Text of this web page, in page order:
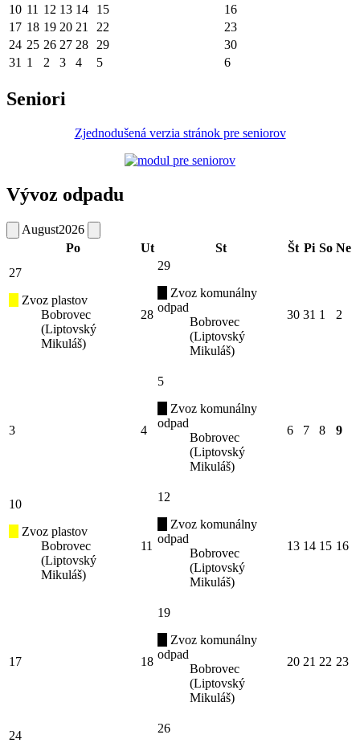
10 11 12 13 14 15
16
17 18 19 20 21 22
23
24 25 26 27 28 29
30
31 1 2 3 4 5 6
Seniori
Zjednodušená verzia stránok pre seniorov
Vývoz odpadu
August2026
Po
Ut St Št Pi So Ne
27
Zvoz plastov
Bobrovec
(Liptovský
Mikuláš)
28
29
Zvoz komunálny
odpad
Bobrovec
(Liptovský
Mikuláš)
30 31 1 2
3 4
5
Zvoz komunálny
odpad
Bobrovec
(Liptovský
Mikuláš)
6 7 8 9
10
Zvoz plastov
Bobrovec
(Liptovský
Mikuláš)
11
12
Zvoz komunálny
odpad
Bobrovec
(Liptovský
Mikuláš)
13 14 15 16
17 18
19
Zvoz komunálny
odpad
Bobrovec
(Liptovský
Mikuláš)
20 21 22 23
24
26